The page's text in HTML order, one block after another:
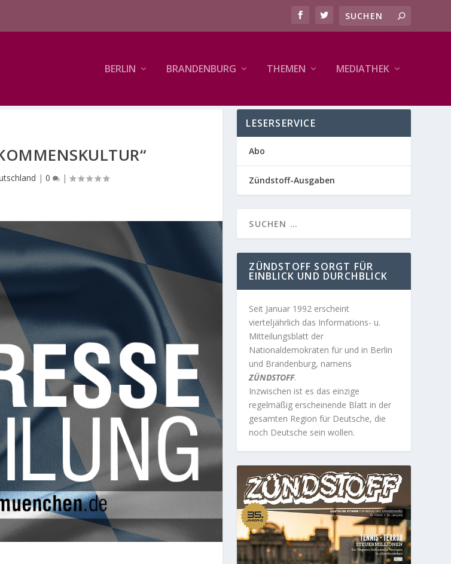
BERLIN BRANDENBURG THEMEN MEDIATHEK
|0 |
LESERSERVICE
Abo
Zündstoff-Ausgaben
ZÜNDSTOFF SORGT FÜR
EINBLICK UND DURCHBLICK
Seit Januar 1992 erscheint
vierteljährlich das Informations- u.
Mitteilungsblatt der
Nationaldemokraten für und in Berlin
und Brandenburg, namens
ZÜNDSTOFF.
Inzwischen ist es das einzige
regelmäßig erscheinende Blatt in der
gesamten Region für Deutsche, die
noch Deutsche sein wollen.